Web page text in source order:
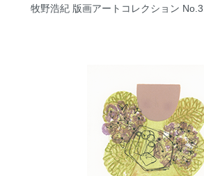
牧野浩紀 版画アートコレクション